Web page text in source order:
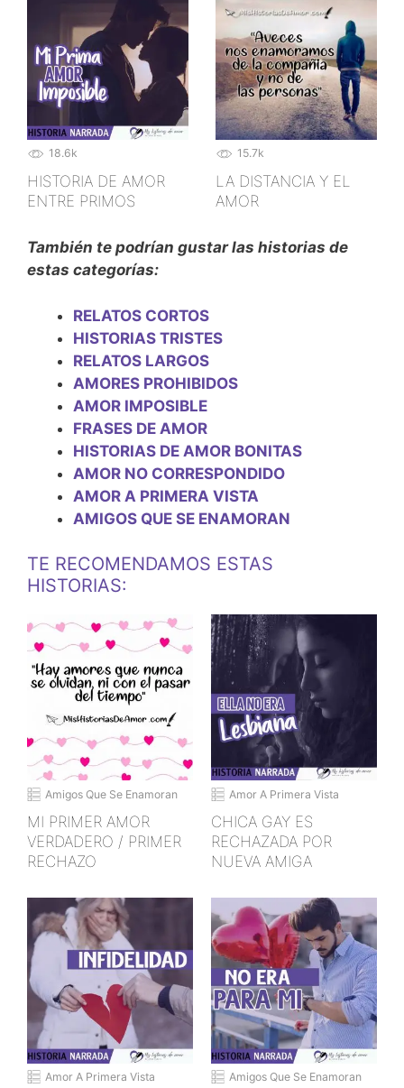
18.6k
HISTORIA DE AMOR
ENTRE PRIMOS
15.7k
LA DISTANCIA Y EL
AMOR
También te podrían gustar las historias de
estas categorías:
RELATOS CORTOS
HISTORIAS TRISTES
RELATOS LARGOS
AMORES PROHIBIDOS
AMOR IMPOSIBLE
FRASES DE AMOR
HISTORIAS DE AMOR BONITAS
AMOR NO CORRESPONDIDO
AMOR A PRIMERA VISTA
AMIGOS QUE SE ENAMORAN
TE RECOMENDAMOS ESTAS
HISTORIAS:
Amigos Que Se Enamoran
MI PRIMER AMOR
VERDADERO / PRIMER
RECHAZO
Amor A Primera Vista
CHICA GAY ES
RECHAZADA POR
NUEVA AMIGA
Amor A Primera Vista Amigos Que Se Enamoran